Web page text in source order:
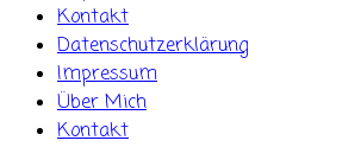
Kontakt
Datenschutzerklärung
Impressum
Über Mich
Kontakt